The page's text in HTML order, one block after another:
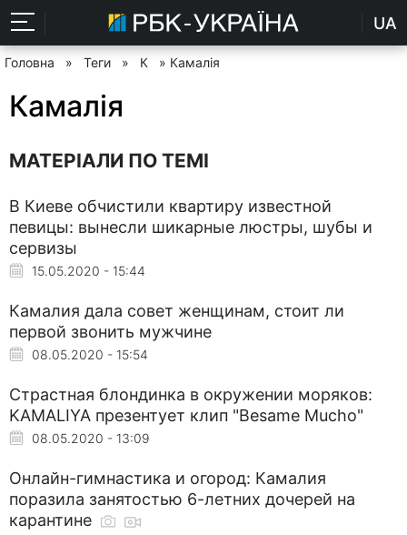
UA
Головна » Теги » К » Камалія
Камалія
МАТЕРІАЛИ ПО ТЕМІ
В Киеве обчистили квартиру известной
певицы: вынесли шикарные люстры, шубы и
сервизы
15.05.2020 - 15:44
Камалия дала совет женщинам, стоит ли
первой звонить мужчине
08.05.2020 - 15:54
Страстная блондинка в окружении моряков:
KAMALIYA презентует клип "Besame Mucho"
08.05.2020 - 13:09
Онлайн-гимнастика и огород: Камалия
поразила занятостью 6-летних дочерей на
карантине